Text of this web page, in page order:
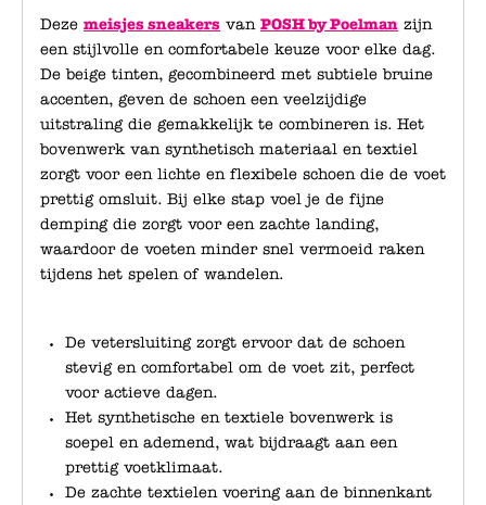
Deze meisjes sneakers van POSH by Poelman zijn
een stijlvolle en comfortabele keuze voor elke dag.
De beige tinten, gecombineerd met subtiele bruine
accenten, geven de schoen een veelzijdige
uitstraling die gemakkelijk te combineren is. Het
bovenwerk van synthetisch materiaal en textiel
zorgt voor een lichte en flexibele schoen die de voet
prettig omsluit. Bij elke stap voel je de fijne
demping die zorgt voor een zachte landing,
waardoor de voeten minder snel vermoeid raken
tijdens het spelen of wandelen.
De vetersluiting zorgt ervoor dat de schoen
stevig en comfortabel om de voet zit, perfect
voor actieve dagen.
Het synthetische en textiele bovenwerk is
soepel en ademend, wat bijdraagt aan een
prettig voetklimaat.
De zachte textielen voering aan de binnenkant